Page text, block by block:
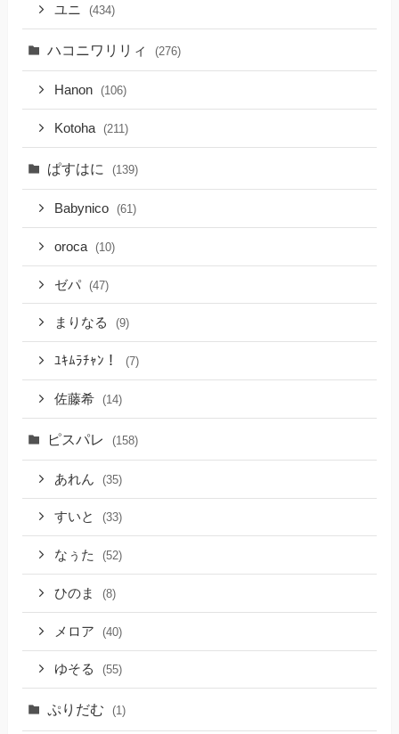
ユニ (434)
ハコニワリリィ (276)
Hanon (106)
Kotoha (211)
ぱすはに (139)
Babynico (61)
oroca (10)
ゼパ (47)
まりなる (9)
ﾕｷﾑﾗﾁｬﾝ！ (7)
佐藤希 (14)
ピスパレ (158)
あれん (35)
すいと (33)
なぅた (52)
ひのま (8)
メロア (40)
ゆそる (55)
ぷりだむ (1)